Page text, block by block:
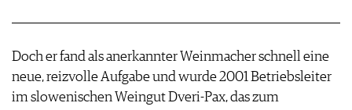
Doch er fand als anerkannter Weinmacher schnell eine
neue, reizvolle Aufgabe und wurde 2001 Betriebsleiter
im slowenischen Weingut Dveri-Pax, das zum